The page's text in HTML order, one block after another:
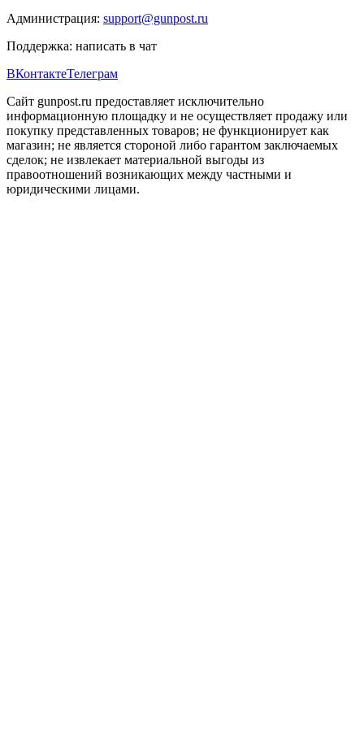
Администрация: support@gunpost.ru
Поддержка: написать в чат
ВКонтактеТелеграм
Сайт gunpost.ru предоставляет исключительно
информационную площадку и не осуществляет продажу или
покупку представленных товаров; не функционирует как
магазин; не является стороной либо гарантом заключаемых
сделок; не извлекает материальной выгоды из
правоотношений возникающих между частными и
юридическими лицами.